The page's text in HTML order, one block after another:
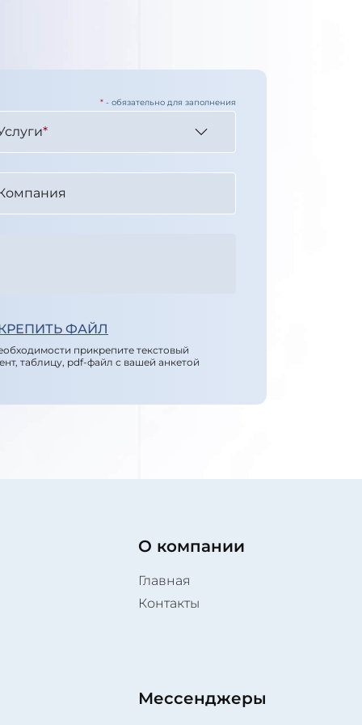
* - обязательно для заполнения
*
ФАЙЛ
прикрепите текстовый
таблицу, pdf-файл с вашей анкетой
О компании
Главная
Контакты
Мессенджеры